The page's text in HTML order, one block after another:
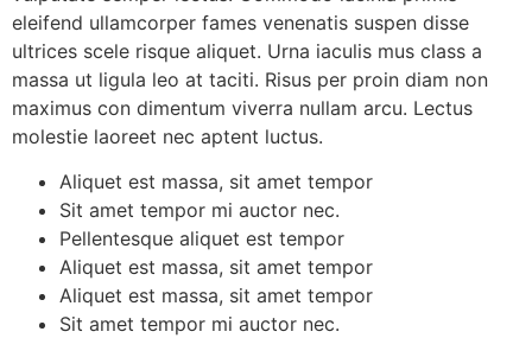
eleifend ullamcorper fames venenatis suspen disse
ultrices scele risque aliquet. Urna iaculis mus class a
massa ut ligula leo at taciti. Risus per proin diam non
maximus con dimentum viverra nullam arcu. Lectus
molestie laoreet nec aptent luctus.
Aliquet est massa, sit amet tempor
Sit amet tempor mi auctor nec.
Pellentesque aliquet est tempor
Aliquet est massa, sit amet tempor
Aliquet est massa, sit amet tempor
Sit amet tempor mi auctor nec.